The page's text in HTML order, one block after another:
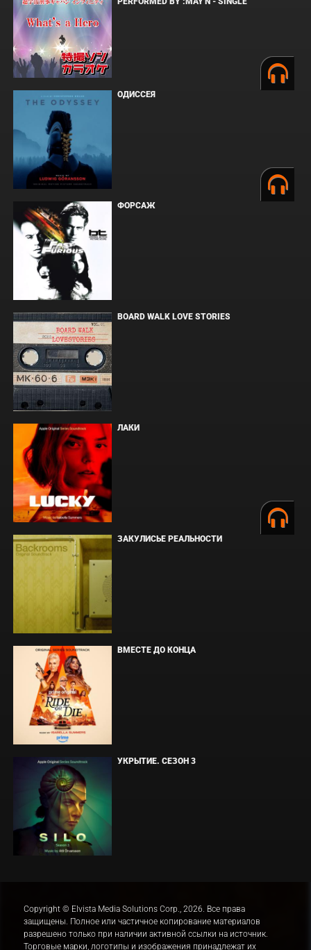
ОДИССЕЯ
ФОРСАЖ
BOARD WALK LOVE STORIES
ЛАКИ
ЗАКУЛИСЬЕ РЕАЛЬНОСТИ
ВМЕСТЕ ДО КОНЦА
УКРЫТИЕ. СЕЗОН 3
Copyright © Elvista Media Solutions Corp., 2026. Все права
защищены. Полное или частичное копирование материалов
разрешено только при наличии активной ссылки на источник.
Торговые марки, логотипы и изображения принадлежат их